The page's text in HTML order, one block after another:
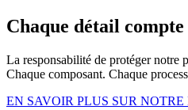
Chaque détail compte
La responsabilité de protéger notre
Chaque composant. Chaque
EN SAVOIR PLUS SUR